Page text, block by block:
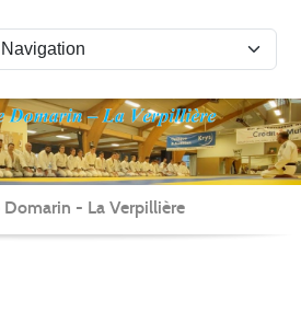
Domarin - La Verpillière